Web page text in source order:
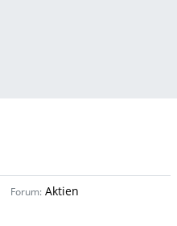
Forum: Aktien